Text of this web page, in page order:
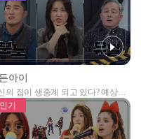
아이
의 집이 생중계 되고 있다? 예상치
곳에서 일어나는 불법촬영 범죄!
인기